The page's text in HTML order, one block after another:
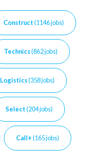
Construct(1146 jobs)
Technics(862 jobs)
Logistics(358 jobs)
Select(204 jobs)
Call+(165 jobs)